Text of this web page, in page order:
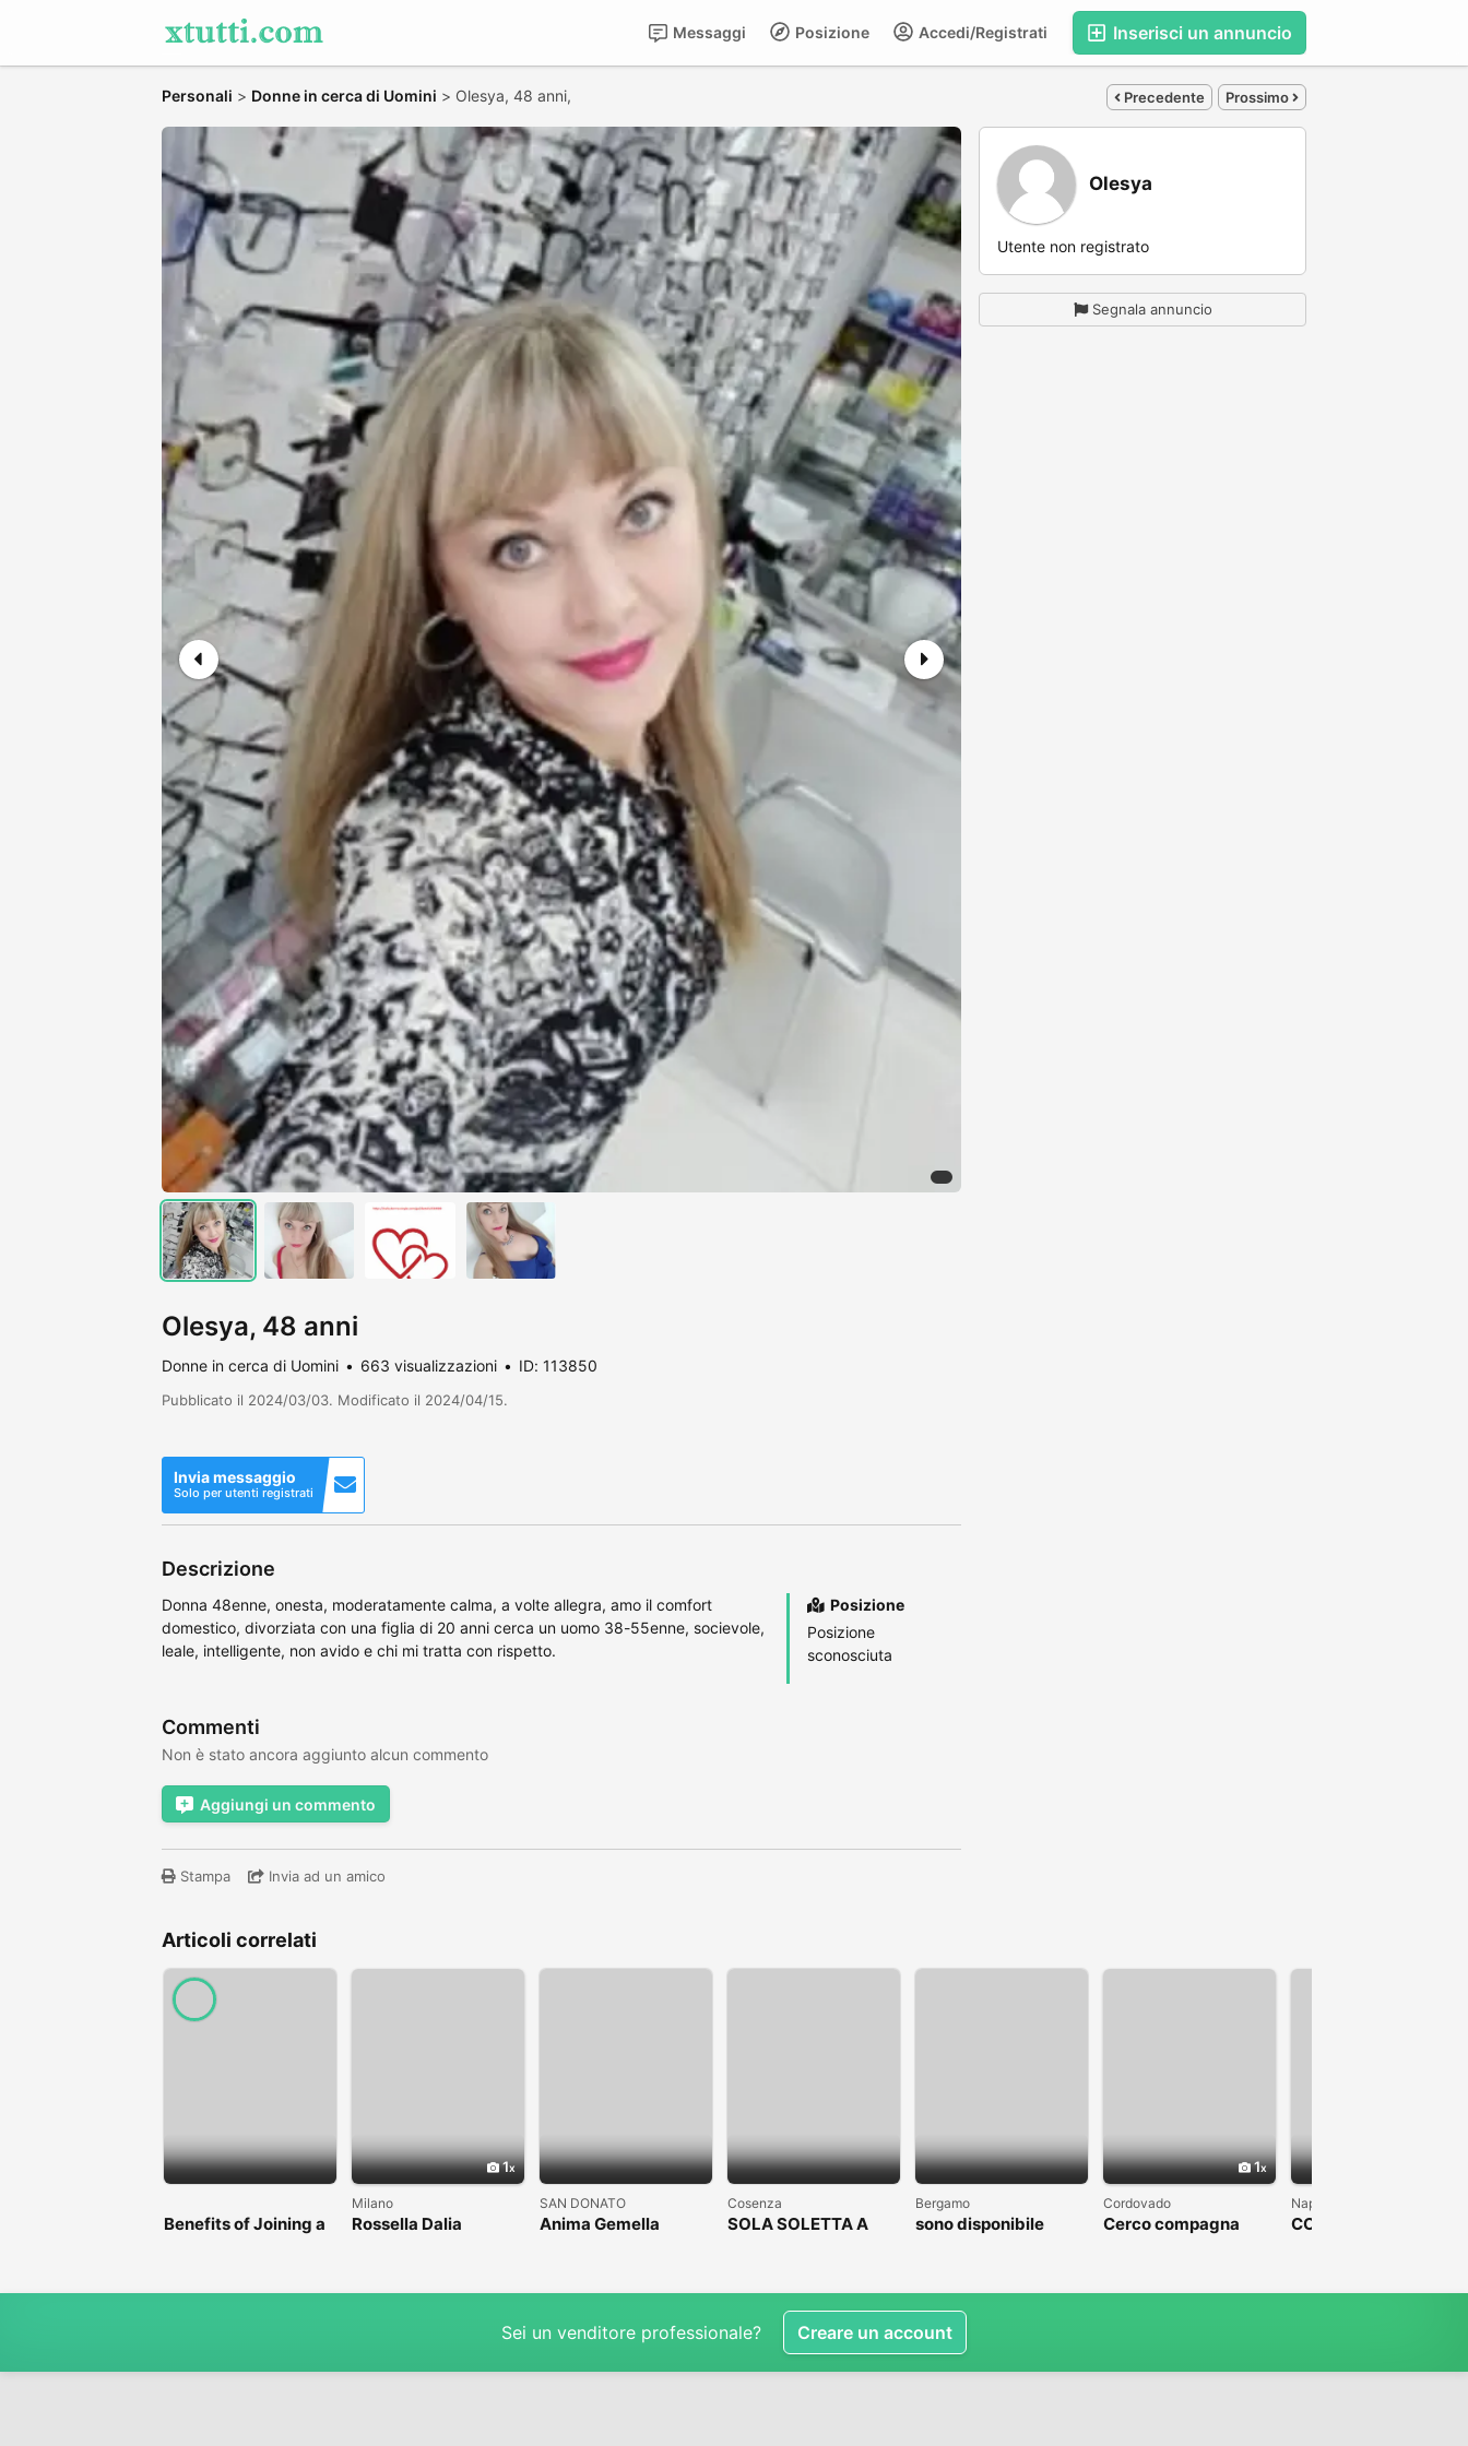
Inserisci un annuncio
Accedi/Registrati
Posizione
Messaggi
Personali > Donne in cerca di Uomini > Olesya, 48 anni, Precedente Prossimo
Olesya, 48 anni
Donne in cerca di Uomini 663 visualizzazioni ID: 113850
Pubblicato il 2024/03/03. Modificato il 2024/04/15.
Invia messaggio
Solo per utenti registrati
Descrizione
Donna 48enne, onesta, moderatamente calma, a volte allegra, amo il comfort
domestico, divorziata con una figlia di 20 anni cerca un uomo 38-55enne, socievole,
leale, intelligente, non avido e chi mi tratta con rispetto.
Posizione
Posizione
sconosciuta
Commenti
Non è stato ancora aggiunto alcun commento
Aggiungi un commento
Stampa Invia ad un amico
Olesya
Utente non registrato
Segnala annuncio
Articoli correlati
Benefits of Joining a
1
Milano
Rossella Dalia
SAN DONATO
Anima Gemella
Cosenza
SOLA SOLETTA A
Bergamo
sono disponibile
1
Cordovado
Cerco compagna
Napoli
COLPO DI FULMINE
Sei un venditore professionale? Creare un account